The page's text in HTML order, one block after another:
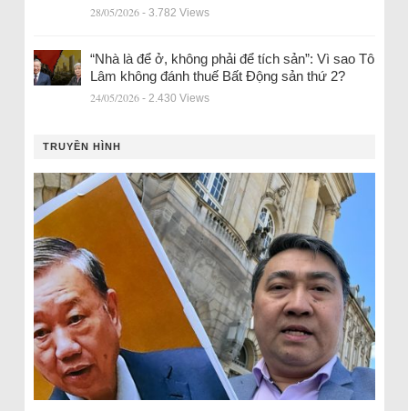
28/05/2026 - 3.782 Views
“Nhà là để ở, không phải để tích sản”: Vì sao Tô
Lâm không đánh thuế Bất Động sản thứ 2?
24/05/2026 - 2.430 Views
TRUYỀN HÌNH